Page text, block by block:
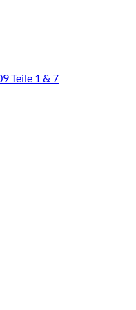
Teile 1 & 7